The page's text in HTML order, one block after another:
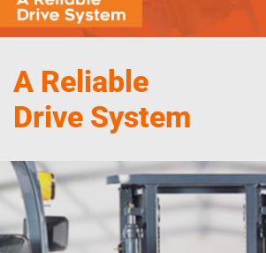
A Reliable
Drive System